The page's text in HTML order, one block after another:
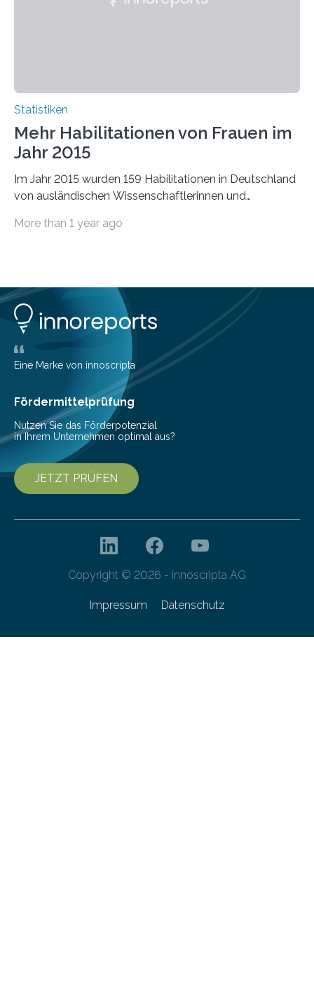
Statistiken
Mehr Habilitationen von Frauen im
Jahr 2015
Im Jahr 2015 wurden 159 Habilitationen in Deutschland
von ausländischen Wissenschaftlerinnen und
More than 1 year ago
Eine Marke von innoscripta
Fördermittelprüfung
Nutzen Sie das Förderpotenzial
in Ihrem Unternehmen optimal aus?
JETZT PRÜFEN
Copyright © 2026 - innoscripta AG
Impressum Datenschutz